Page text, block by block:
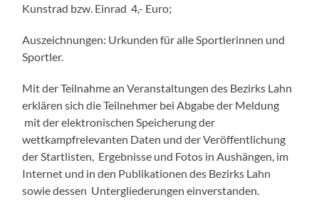
Kunstrad bzw. Einrad 4,- Euro;
Auszeichnungen: Urkunden für alle Sportlerinnen und
Sportler.
Mit der Teilnahme an Veranstaltungen des Bezirks Lahn
erklären sich die Teilnehmer bei Abgabe der Meldung
mit der elektronischen Speicherung der
wettkampfrelevanten Daten und der Veröffentlichung
der Startlisten, Ergebnisse und Fotos in Aushängen, im
Internet und in den Publikationen des Bezirks Lahn
sowie dessen Untergliederungen einverstanden.